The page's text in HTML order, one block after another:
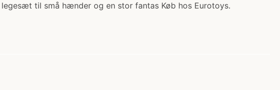
til små hænder og en stor fantas Køb hos Eurotoys.